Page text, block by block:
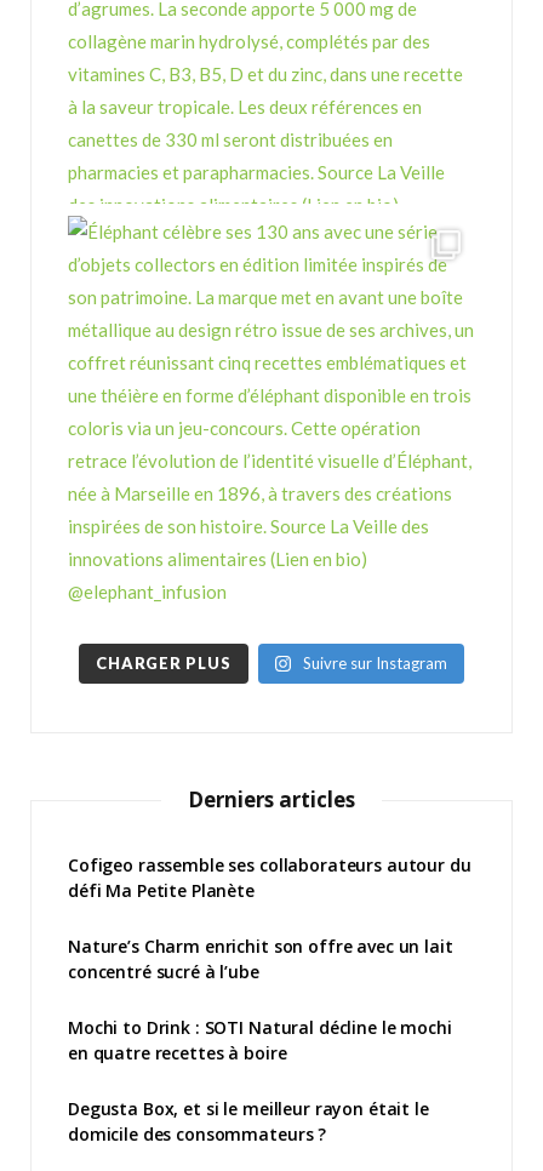
CHARGER PLUS Suivre sur Instagram
Derniers articles
Cofigeo rassemble ses collaborateurs autour du
défi Ma Petite Planète
Nature’s Charm enrichit son offre avec un lait
concentré sucré à l’ube
Mochi to Drink : SOTI Natural décline le mochi
en quatre recettes à boire
Degusta Box, et si le meilleur rayon était le
domicile des consommateurs ?